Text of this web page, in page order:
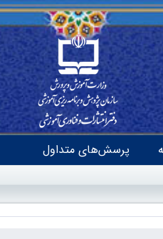
پرسش‌های متداول